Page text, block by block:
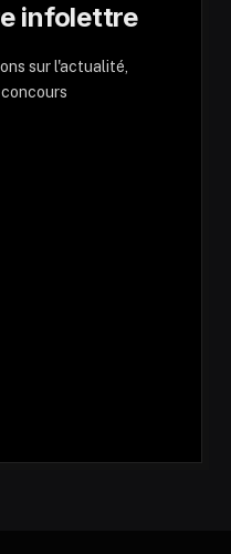
infolettre
sur l'actualité,